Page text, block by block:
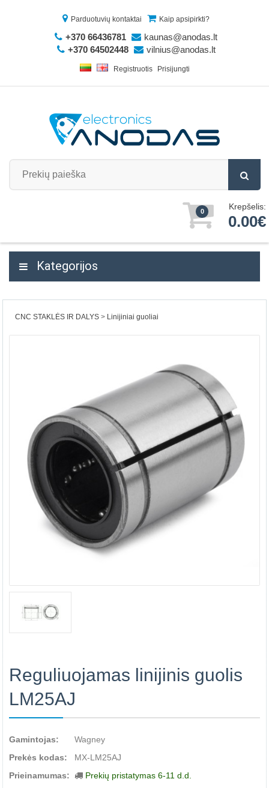
Parduotuvių kontaktai Kaip apsipirkti?
+370 66436781
kaunas@anodas.lt
+370 64502448
vilnius@anodas.lt
Registruotis Prisijungti
0 Krepšelis:
0.00€
Kategorijos
CNC STAKLĖS IR DALYS Linijiniai guoliai
Reguliuojamas linijinis guolis
LM25AJ
Gamintojas:
Wagney
Prekės kodas:
MX-LM25AJ
Prieinamumas:
Prekių pristatymas 6-11 d.d.